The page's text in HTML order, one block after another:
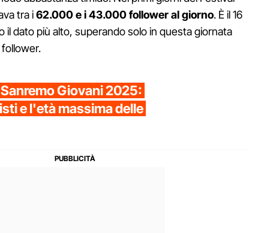
tra i62.000 e i 43.000 follower al giorno. È il 16
il dato più alto, superando solo in questa giornata
Giovani 2025:
e l'età massima delle